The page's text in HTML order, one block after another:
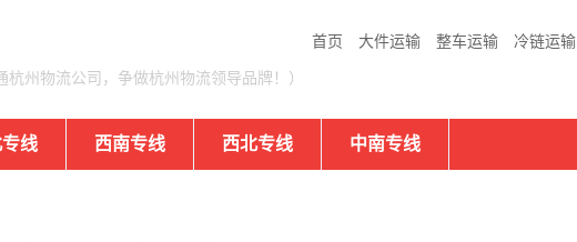
首页 大件运输 整车运输 冷链运输
杭州物流公司，争做杭州物流领导品牌！）
线 西南专线 西北专线 中南专线